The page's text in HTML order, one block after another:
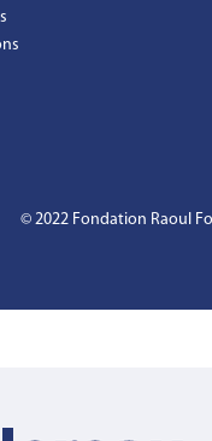
© 2022 Fondation Raoul